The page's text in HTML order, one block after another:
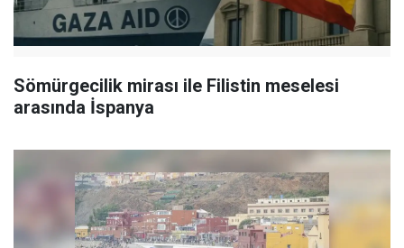
Sömürgecilik mirası ile Filistin meselesi
arasında İspanya